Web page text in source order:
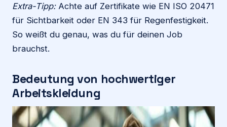
Extra-Tipp:Achte auf Zertifikate wie EN ISO 20471
für Sichtbarkeit oder EN 343 für Regenfestigkeit.
So weißt du genau, was du für deinen Job
brauchst.
Bedeutung von hochwertiger
Arbeitskleidung